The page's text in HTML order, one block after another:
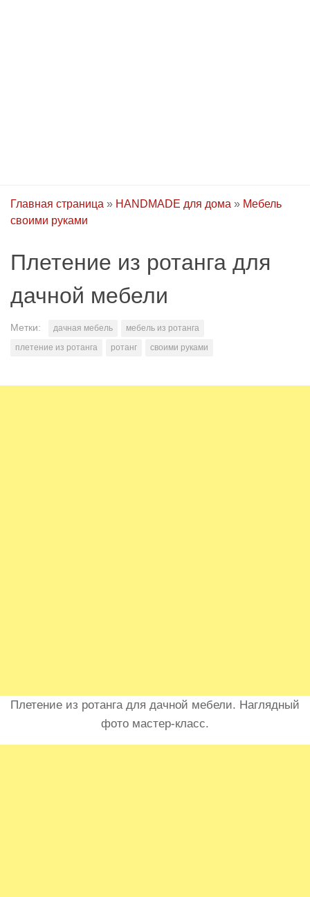
Главная страница » HANDMADE для дома » Мебель
своими руками
Плетение из ротанга для
дачной мебели
Метки: дачная мебель
мебель из ротанга
плетение из ротанга
ротанг своими руками
Плетение из ротанга для дачной мебели. Наглядный
фото мастер-класс.